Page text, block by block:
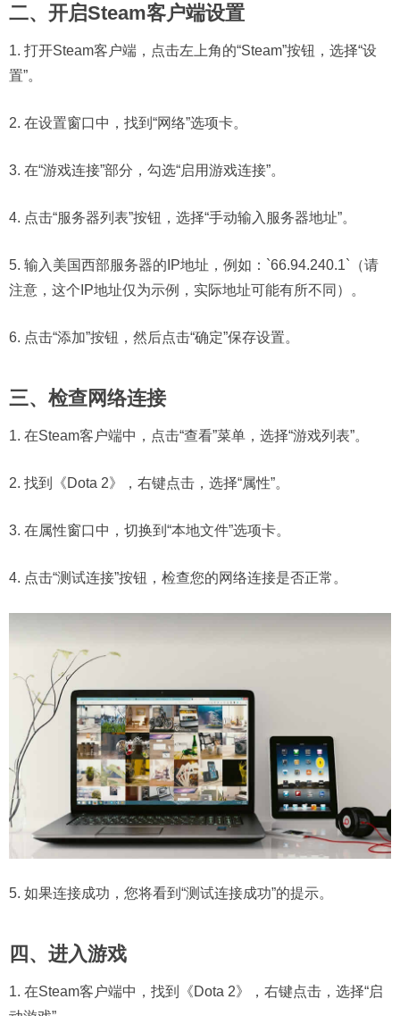
二、开启Steam客户端设置
1. 打开Steam客户端，点击左上角的“Steam”按钮，选择“设
置”。
2. 在设置窗口中，找到“网络”选项卡。
3. 在“游戏连接”部分，勾选“启用游戏连接”。
4. 点击“服务器列表”按钮，选择“手动输入服务器地址”。
5. 输入美国西部服务器的IP地址，例如：`66.94.240.1`（请
注意，这个IP地址仅为示例，实际地址可能有所不同）。
6. 点击“添加”按钮，然后点击“确定”保存设置。
三、检查网络连接
1. 在Steam客户端中，点击“查看”菜单，选择“游戏列表”。
2. 找到《Dota 2》，右键点击，选择“属性”。
3. 在属性窗口中，切换到“本地文件”选项卡。
4. 点击“测试连接”按钮，检查您的网络连接是否正常。
5. 如果连接成功，您将看到“测试连接成功”的提示。
四、进入游戏
1. 在Steam客户端中，找到《Dota 2》，右键点击，选择“启